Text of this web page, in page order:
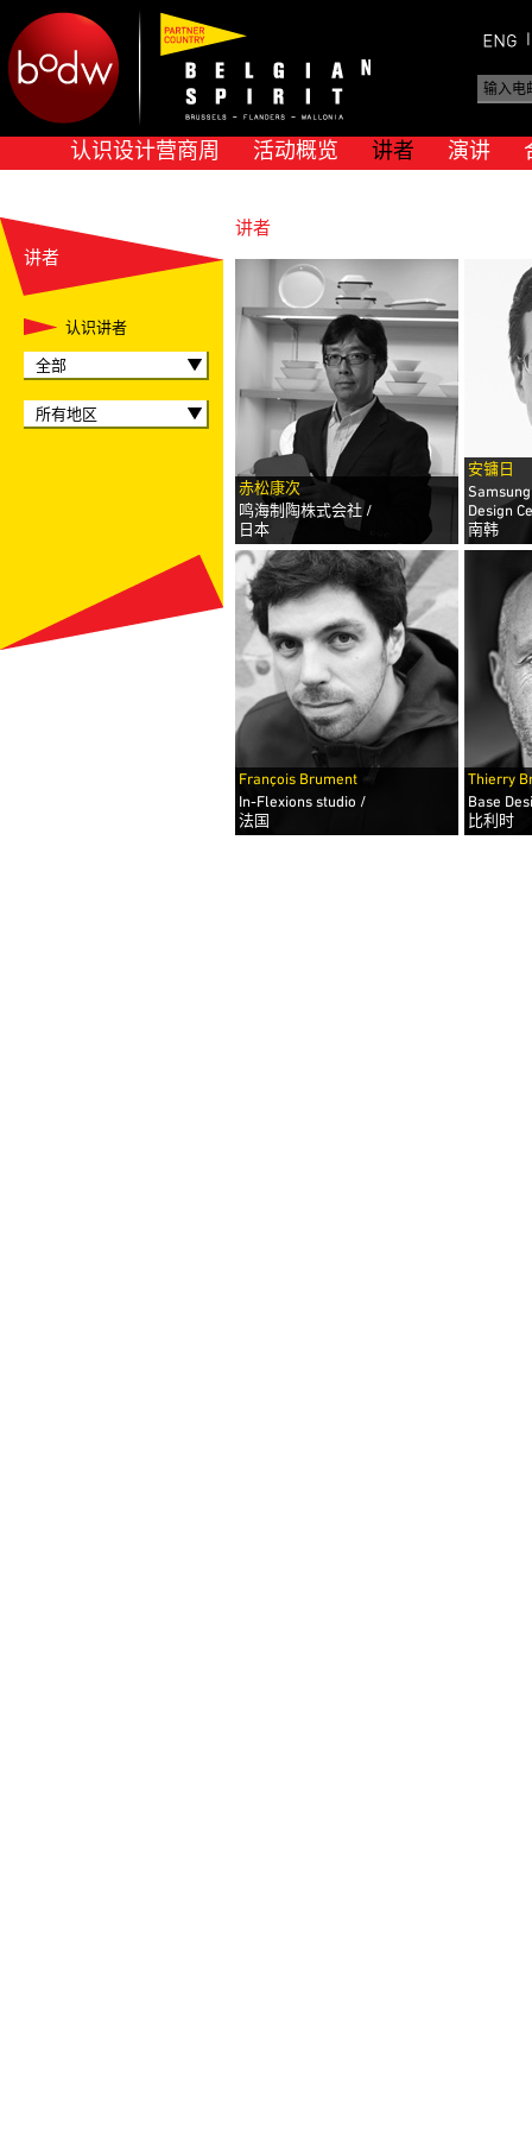
认识设计营商周 活动概览 讲者 演讲
讲者
认识讲者
全部
所有地区
讲者
赤松康次
鸣海制陶株式会社 /
日本
安镛日
Design
南韩
François Brument
In-Flexions studio /
法国
Thierry
Base
比利时